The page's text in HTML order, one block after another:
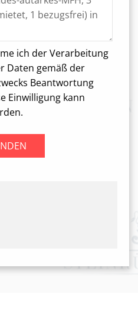
ich der Verarbeitung
Daten gemäß der
Beantwortung
Einwilligung kann